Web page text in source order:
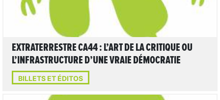
EXTRATERRESTRE CA44 : L’ART DE LA CRITIQUE OU
L’INFRASTRUCTURE D’UNE VRAIE DÉMOCRATIE
BILLETS ET ÉDITOS